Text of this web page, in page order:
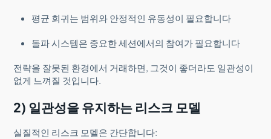
평균 회귀는 범위와 안정적인 유동성이 필요합니다
돌파 시스템은 중요한 세션에서의 참여가 필요합니다
전략을 잘못된 환경에서 거래하면, 그것이 좋더라도 일관성이
없게 느껴질 것입니다.
2) 일관성을 유지하는 리스크 모델
실질적인 리스크 모델은 간단합니다: